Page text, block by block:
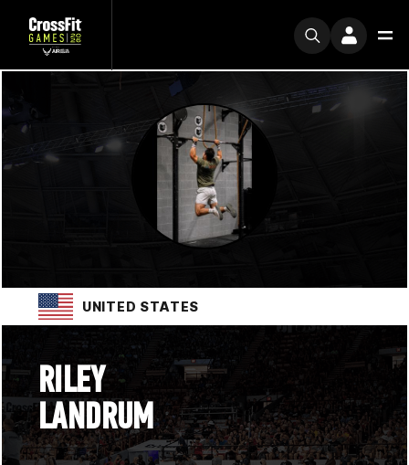
UNITED STATES
RILEY
LANDRUM